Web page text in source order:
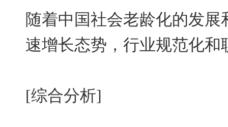
随着中国社会老龄化的发
速增长态势，行业规范化
[综合分析]